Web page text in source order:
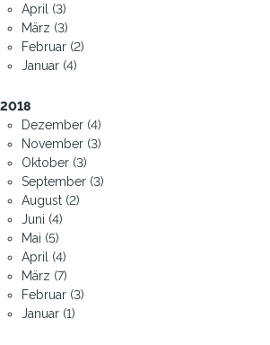
April (3)
März (3)
Februar (2)
Januar (4)
2018
Dezember (4)
November (3)
Oktober (3)
September (3)
August (2)
Juni (4)
Mai (5)
April (4)
März (7)
Februar (3)
Januar (1)